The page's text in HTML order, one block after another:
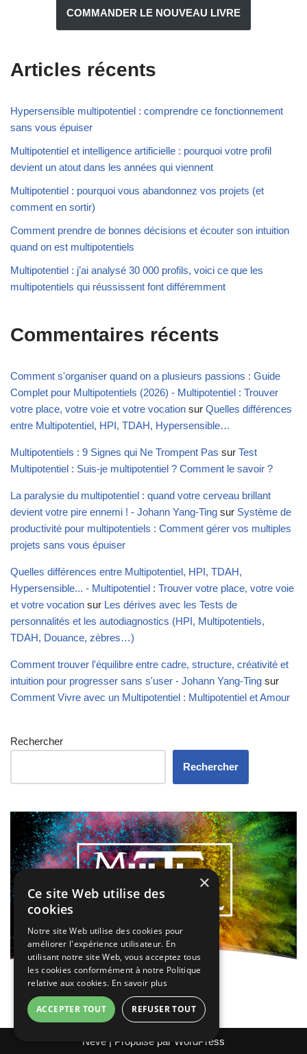
COMMANDER LE NOUVEAU LIVRE
Articles récents
Hypersensible multipotentiel : comprendre ce fonctionnement
sans vous épuiser
Multipotentiel et intelligence artificielle : pourquoi votre profil
devient un atout dans les années qui viennent
Multipotentiel : pourquoi vous abandonnez vos projets (et
comment en sortir)
Comment prendre de bonnes décisions et écouter son intuition
quand on est multipotentiels
Multipotentiel : j’ai analysé 30 000 profils, voici ce que les
multipotentiels qui réussissent font différemment
Commentaires récents
Comment s'organiser quand on a plusieurs passions : Guide
Complet pour Multipotentiels (2026) - Multipotentiel : Trouver
votre place, votre voie et votre vocation sur Quelles différences
entre Multipotentiel, HPI, TDAH, Hypersensible…
Multipotentiels : 9 Signes qui Ne Trompent Pas sur Test
Multipotentiel : Suis-je multipotentiel ? Comment le savoir ?
La paralysie du multipotentiel : quand votre cerveau brillant
devient votre pire ennemi ! - Johann Yang-Ting sur Système de
productivité pour multipotentiels : Comment gérer vos multiples
projets sans vous épuiser
Quelles différences entre Multipotentiel, HPI, TDAH,
Hypersensible... - Multipotentiel : Trouver votre place, votre voie
et votre vocation sur Les dérives avec les Tests de
personnalités et les autodiagnostics (HPI, Multipotentiels,
TDAH, Douance, zèbres…)
Comment trouver l'équilibre entre cadre, structure, créativité et
intuition pour progresser sans s'user - Johann Yang-Ting sur
Comment Vivre avec un Multipotentiel : Multipotentiel et Amour
Rechercher
Rechercher
Neve | Propulsé par WordPress
×
Ce site Web utilise des
cookies
Notre site Web utilise des cookies pour
améliorer l'expérience utilisateur. En
utilisant notre site Web, vous acceptez tous
les cookies conformément à notre Politique
relative aux cookies. En savoir plus
ACCEPTER TOUT REFUSER TOUT